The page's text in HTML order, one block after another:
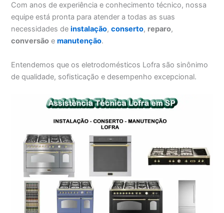
Com anos de experiência e conhecimento técnico, nossa
equipe está pronta para atender a todas as suas
necessidades deinstalação,conserto, reparo,
conversão emanutenção.
Entendemos que os eletrodomésticos Lofra são sinônimo
de qualidade, sofisticação e desempenho excepcional.